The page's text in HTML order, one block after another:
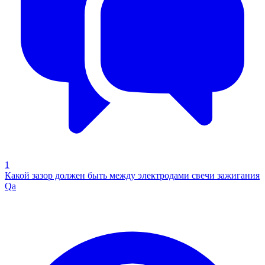
1
Какой зазор должен быть между электродами свечи зажигания
Qa